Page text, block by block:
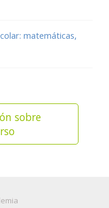
matemáticas,
sobre